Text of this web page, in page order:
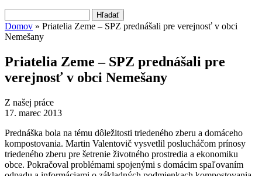
Vyhľadávanie
Nachádzate sa tu
Domov » Priatelia Zeme – SPZ prednášali pre verejnosť v obci
Nemešany
Priatelia Zeme – SPZ prednášali pre
verejnosť v obci Nemešany
Z našej práce
17. marec 2013
Prednáška bola na tému dôležitosti triedeného zberu a domáceho
kompostovania. Martin Valentovič vysvetlil poslucháčom prínosy
triedeného zberu pre šetrenie životného prostredia a ekonomiku
obce. Pokračoval problémami spojenými s domácim spaľovaním